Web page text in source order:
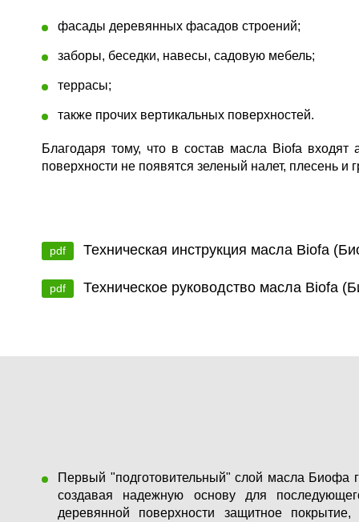
фасады деревянных фасадов строений;
заборы, беседки, навесы, садовую мебель;
террасы;
также прочих вертикальных поверхностей.
Благодаря тому, что в состав масла Biofa входят
поверхности не появятся зеленый налет, плесень и
pdf Техническая инструкция масла Biofa
pdf Техническое руководство масла Biofa
Первый "подготовительный" слой масла Биофа
создавая надежную основу для
деревянной поверхности защитное